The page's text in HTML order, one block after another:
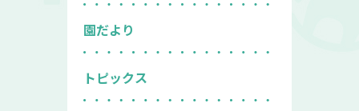
園だより
トピックス